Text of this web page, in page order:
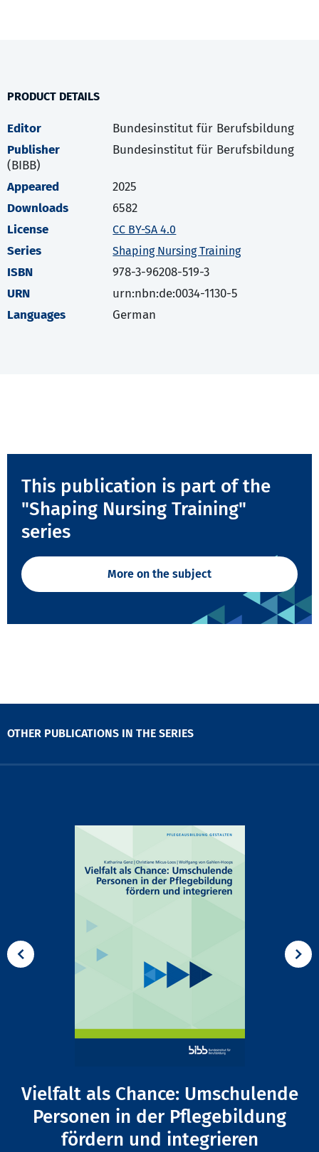
PRODUCT DETAILS
Editor
Bundesinstitut für Berufsbildung
Publisher
Bundesinstitut für Berufsbildung
(BIBB)
Appeared
2025
Downloads
6582
License
CC BY-SA 4.0
Series Shaping Nursing Training
ISBN
978-3-96208-519-3
URN
urn:nbn:de:0034-1130-5
Languages
German
This publication is part of the
"Shaping Nursing Training"
series
More on the subject
OTHER PUBLICATIONS IN THE SERIES
Vielfalt als Chance: Umschulende
Personen in der Pflegebildung
fördern und integrieren